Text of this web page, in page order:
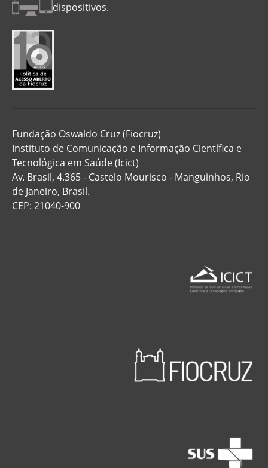
dispositivos.
Fundação Oswaldo Cruz (Fiocruz)
Instituto de Comunicação e Informação Científica e
Tecnológica em Saúde (Icict)
Av. Brasil, 4.365 - Castelo Mourisco - Manguinhos, Rio
de Janeiro, Brasil.
CEP: 21040-900